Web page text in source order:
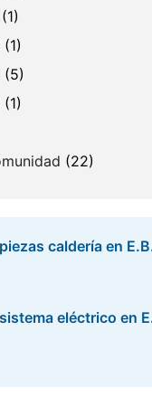
(1)
(1)
(5)
(1)
(22)
caldería en
eléctrico en